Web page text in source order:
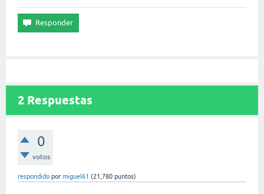
2 Respuestas
0
votos
respondido por miguel61 (21,780 puntos)